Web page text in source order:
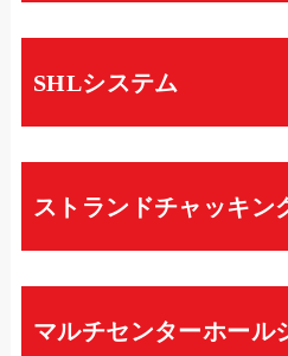
SHLシステム
ストランドチャッキン
マルチセンターホール